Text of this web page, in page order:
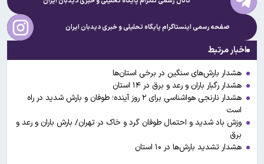
صفحه رسمی اینستاگرام پایگاه تحلیلی و خبریدیدبان ایران
اخبار مرتبط
هشدار بارش‌های سنگین در برخی استان‌ها
هشدار رگبار باران و رعد و برق در ۱۴ استان
هشدار نارنجی هواشناسی برای ۲ روز آینده؛ طوفان و بارش شدید در راه
است
وزش باد شدید و احتمال طوفان گرد و خاک در تهران/ بارش باران و رعد و
برق
هشدار تشدید بارش‌ها در ۱۰ استان